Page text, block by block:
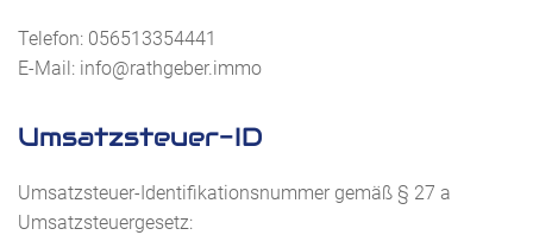
Telefon: 056513354441
E-Mail: info@rathgeber.immo
Umsatzsteuer-ID
Umsatzsteuer-Identifikationsnummer gemäß § 27 a
Umsatzsteuergesetz: